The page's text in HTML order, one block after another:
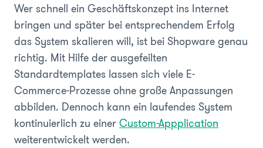
Wer schnell ein Geschäftskonzept ins Internet
bringen und später bei entsprechendem Erfolg
das System skalieren will, ist bei Shopware genau
richtig. Mit Hilfe der ausgefeilten
Standardtemplates lassen sich viele E-
Commerce-Prozesse ohne große Anpassungen
abbilden. Dennoch kann ein laufendes System
kontinuierlich zu einerCustom-Appplication
weiterentwickelt werden.